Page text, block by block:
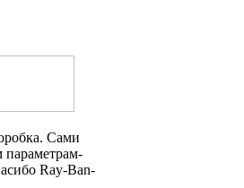
Сами
-
Ray-Ban-